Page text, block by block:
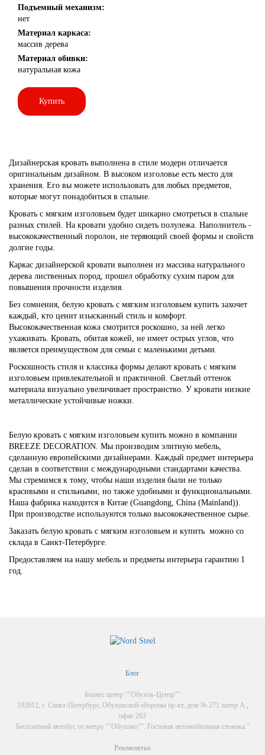
Подъемный механизм:
нет
Материал каркаса:
массив дерева
Материал обивки:
натуральная кожа
Купить
Дизайнерская кровать выполнена в стиле модерн отличается
оригинальным дизайном. В высоком изголовье есть место для
хранения. Его вы можете использовать для любых предметов,
которые могут понадобиться в спальне.
Кровать с мягким изголовьем будет шикарно смотреться в спальне
разных стилей. На кровати удобно сидеть полулежа. Наполнитель -
высококачественный поролон, не теряющий своей формы и свойств
долгие годы.
Каркас дизайнерской кровати выполнен из массива натурального
дерева лиственных пород, прошел обработку сухим паром для
повышения прочности изделия.
Без сомнения, белую кровать с мягким изголовьем купить захочет
каждый, кто ценит изысканный стиль и комфорт.
Высококачественная кожа смотрится роскошно, за ней легко
ухаживать. Кровать, обитая кожей, не имеет острых углов, что
является преимуществом для семьи с маленькими детьми.
Роскошность стиля и классика формы делают кровать с мягким
изголовьем привлекательной и практичной. Светлый оттенок
материала визуально увеличивает пространство. У кровати низкие
металлические устойчивые ножки.
Белую кровать с мягким изголовьем купить можно в компании
BREEZE DECORATION. Мы производим элитную мебель,
сделанную европейскими дизайнерами. Каждый предмет интерьера
сделан в соответствии с международными стандартами качества.
Мы стремимся к тому, чтобы наши изделия были не только
красивыми и стильными, но также удобными и функциональными.
Наша фабрика находится в Китае (Guangdong, China (Mainland)).
При производстве используются только высококачественное сырье.
Заказать белую кровать с мягким изголовьем и купить можно со
склада в Санкт-Петербурге.
Предоставляем на нашу мебель и предметы интерьера гарантию 1
год.
Блог
Бизнес центр ""Обухов-Центр""
192012, г. Санкт-Петербург, Обуховской обороны пр-кт, дом № 271 литер А.,
офис 263
Бесплатный автобус от метро ""Обухово"". Гостевая автомобильная стоянка."
Реквизиты: